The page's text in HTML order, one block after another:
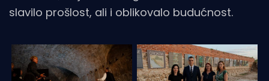
slavilo prošlost, ali i oblikovalo budućnost.